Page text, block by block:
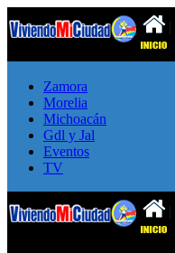
Zamora
Morelia
Michoacán
Gdl y Jal
Eventos
TV